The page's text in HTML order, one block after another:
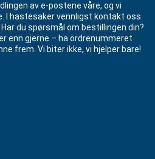
av e-postene våre, og vi
I hastesaker vennligst kontakt oss
du spørsmål om bestillingen din?
enn gjerne – ha ordrenummeret
frem. Vi biter ikke, vi hjelper bare!